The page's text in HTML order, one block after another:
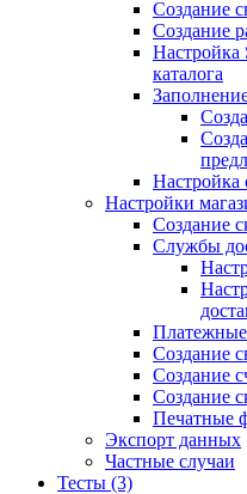
Создание
Создание
Настройка
каталога
Настройка
Настройки
Создание
Службы
Создание
Создание
Создание
Печатные
Экспорт данных
Частные случаи
Тесты (3)